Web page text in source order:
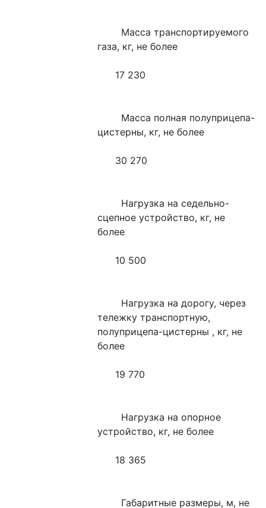
газа, кг, не более
      17 230
цистерны, кг, не более
      30 270
сцепное устройство, кг, не
более
      10 500
тележку транспортную,
полуприцепа-цистерны , кг, не
более
      19 770
устройство, кг, не более
      18 365